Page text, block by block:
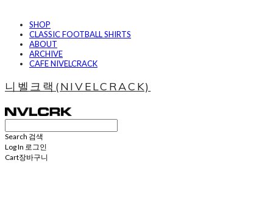
SHOP
CLASSIC FOOTBALL SHIRTS
ABOUT
ARCHIVE
CAFE NIVELCRACK
니벨크랙(NIVELCRACK)
Search 검색
Log In 로그인
Cart장바구니